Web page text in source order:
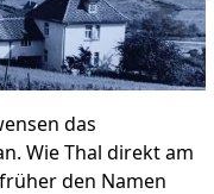
das
Wie Thal direkt am
den Namen